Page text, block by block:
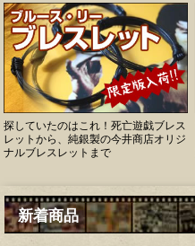
探していたのはこれ！死亡遊戯ブレス
レットから、純銀製の今井商店オリジ
ナルブレスレットまで
新着商品